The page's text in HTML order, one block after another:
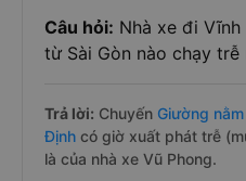
Câu hỏi: Nhà xe đi
từ Sài Gòn nào chạy trễ
Trả lời: Chuyến Giường
Định có giờ xuất phát trễ
là của nhà xe Vũ Phong.